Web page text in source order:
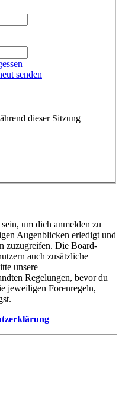
senden
dieser Sitzung
um dich anmelden zu
Augenblicken erledigt und
zuzugreifen. Die Board-
auch zusätzliche
unsere
Regelungen, bevor du
jeweiligen Forenregeln,